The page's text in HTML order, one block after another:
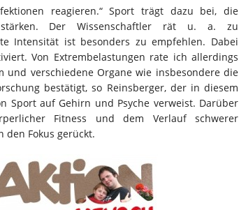
reagieren.“ Sport trägt dazu bei, die
stärken. Der Wissenschaftler rät u. a. zu
Intensität ist besonders zu empfehlen. Dabei
Von Extrembelastungen rate ich allerdings
und verschiedene Organe wie insbesondere die
bestätigt, so Reinsberger, der in diesem
Sport auf Gehirn und Psyche verweist. Darüber
Fitness und dem Verlauf schwerer
Fokus gerückt.